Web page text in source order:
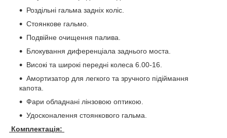
Роздільні гальма задніх коліс.
Стоянкове гальмо.
Подвійне очищення палива.
Блокування диференціала заднього моста.
Високі та широкі передні колеса 6.00-16.
Амортизатор для легкого та зручного підіймання
капота.
Фари обладнані лінзовою оптикою.
Удосконалення стоянкового гальма.
Комплектація: